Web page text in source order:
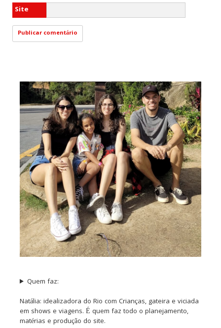
Site
Quem faz:
Natália: idealizadora do Rio com Crianças, gateira e viciada
em shows e viagens. É quem faz todo o planejamento,
matérias e produção do site.